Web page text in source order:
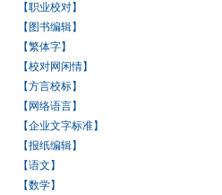
【职业校对】
【图书编辑】
【繁体字】
【校对网闲情】
【方言校标】
【网络语言】
【企业文字标准】
【报纸编辑】
【语文】
【数学】